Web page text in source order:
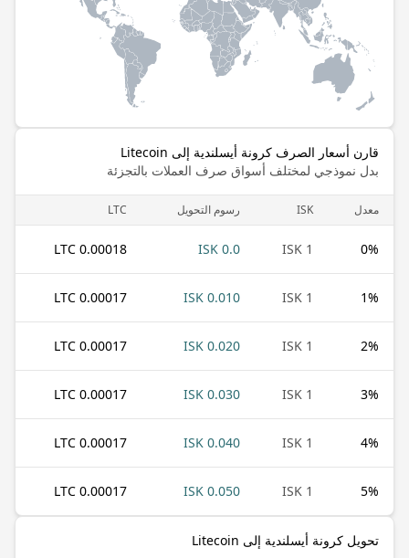
قارن أسعار الصرف كرونة أيسلندية إلى Litecoin
بدل نموذجي لمختلف أسواق صرف العملات بالتجزئة
معدل ISK رسوم التحويل LTC
0%
1 ISK
0.0 ISK
0.00018 LTC
1%
1 ISK
0.010 ISK
0.00017 LTC
2%
1 ISK
0.020 ISK
0.00017 LTC
3%
1 ISK
0.030 ISK
0.00017 LTC
4%
1 ISK
0.040 ISK
0.00017 LTC
5%
1 ISK
0.050 ISK
0.00017 LTC
تحويل كرونة أيسلندية إلى Litecoin